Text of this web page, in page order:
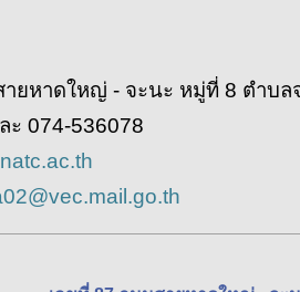
ยหาดใหญ่ - จะนะ หมู่ที่ 8 ตำบล
ะ 074-536078